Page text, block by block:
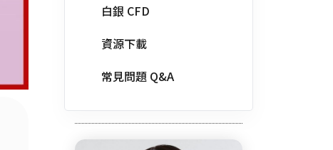
白銀 CFD
資源下載
常見問題 Q&A